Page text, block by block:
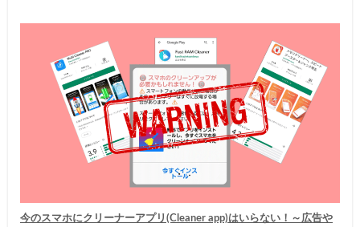
今のスマホにクリーナーアプリ(Cleaner app)はいらない！～広告や